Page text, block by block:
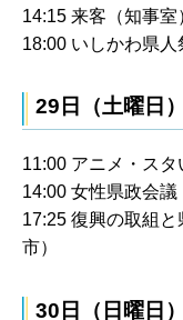
14:15 来客（知事室
18:00 いしかわ県人
29日（土曜日）
11:00 アニメ・スタ
14:00 女性県政会議
17:25 復興の取組
市）
30日（日曜日）